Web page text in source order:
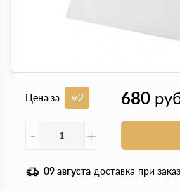
Цена за м2 680
-
+
09 августа доставка при